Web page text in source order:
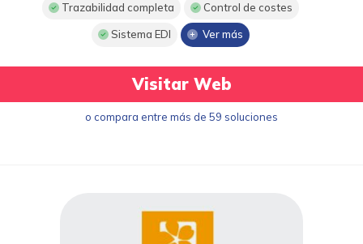
Trazabilidad completa Control de costes
Sistema EDI Ver más
Visitar Web
o compara entre más de 59 soluciones